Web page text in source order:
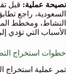
نصيحة عملية: قبل
السعودية، راجع
النشاط، ومخطط
الأسباب التي تؤدي
خطوات استخراج
تمر عملية استخراج